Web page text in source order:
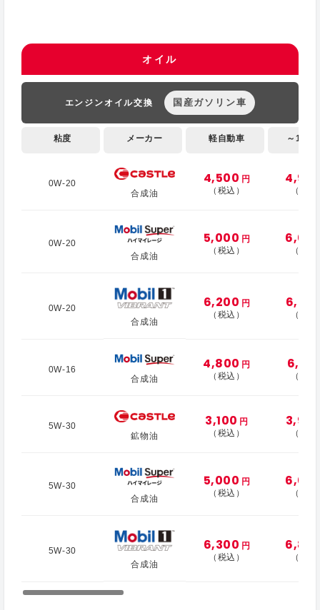
オイル
エンジンオイル交換 国産ガソリン車
粘度 メーカー 軽自動車 ～
0W-20
合成油
4,500 円
（税込）
（税
0W-20
合成油
5,000 円
（税込）
（税
0W-20
合成油
6,200 円
（税込）
（税
0W-16
合成油
4,800 円
（税込）
6,100
（税
5W-30
鉱物油
3,100 円
（税込）
（税
5W-30
合成油
5,000 円
（税込）
（税
5W-30
合成油
6,300 円
（税込）
（税